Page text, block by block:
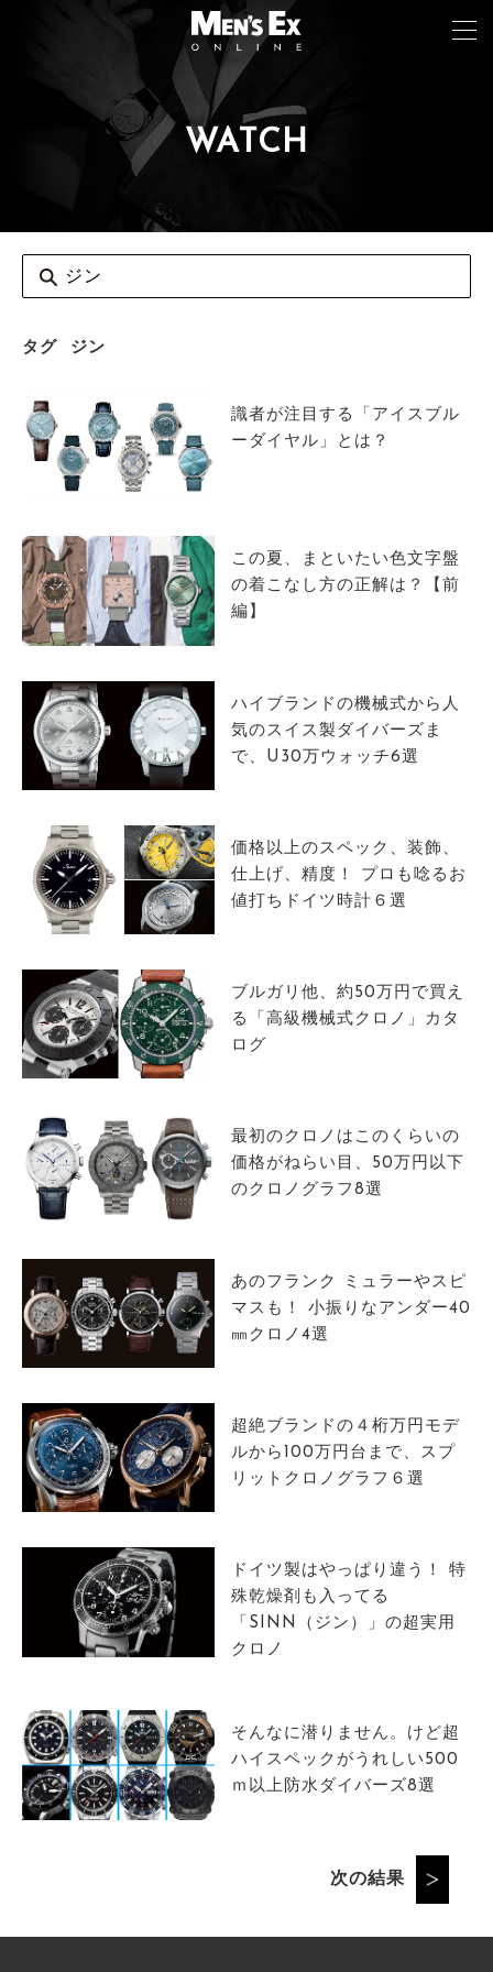
WATCH
タグ ジン
識者が注目する「アイスブル
ーダイヤル」とは？
この夏、まといたい色文字盤
の着こなし方の正解は？【前
編】
ハイブランドの機械式から人
気のスイス製ダイバーズま
で、U30万ウォッチ6選
価格以上のスペック、装飾、
仕上げ、精度！ プロも唸るお
値打ちドイツ時計６選
ブルガリ他、約50万円で買え
る「高級機械式クロノ」カタ
ログ
最初のクロノはこのくらいの
価格がねらい目、50万円以下
のクロノグラフ8選
あのフランク ミュラーやスピ
マスも！ 小振りなアンダー40
㎜クロノ4選
超絶ブランドの４桁万円モデ
ルから100万円台まで、スプ
リットクロノグラフ６選
ドイツ製はやっぱり違う！ 特
殊乾燥剤も入ってる
「SINN（ジン）」の超実用
クロノ
そんなに潜りません。けど超
ハイスペックがうれしい500
ｍ以上防水ダイバーズ8選
次の結果
CAR&BIKE
LIFESTYLE
MAGAZINE
ABOUT SITE
サイトマップ